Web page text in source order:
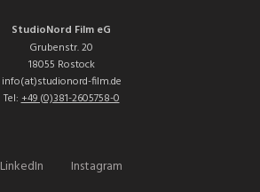
StudioNord Film eG
Grubenstr. 20
18055 Rostock
info(at)studionord-film.de
Tel:+49 (0)381-2605758-0
LinkedIn Instagram